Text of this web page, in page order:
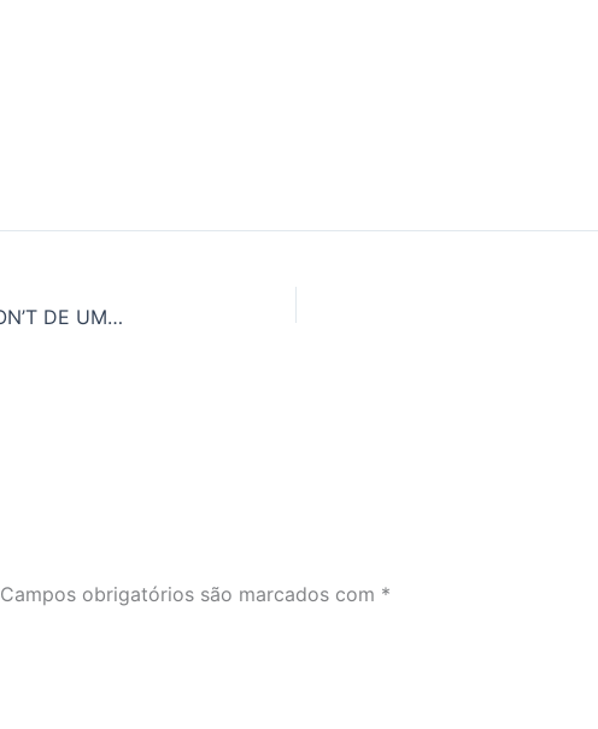
APRENDA A DIFERENÇA ENTRE NO, NOT E DON’T DE UMA VEZ POR TODAS
Campos obrigatórios são marcados com *